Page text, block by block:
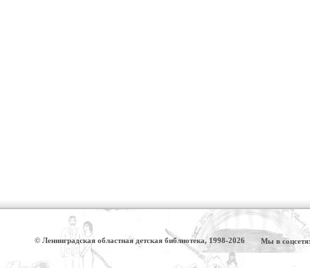
© Ленинградская областная детская библиотека, 1998-2026 Мы в